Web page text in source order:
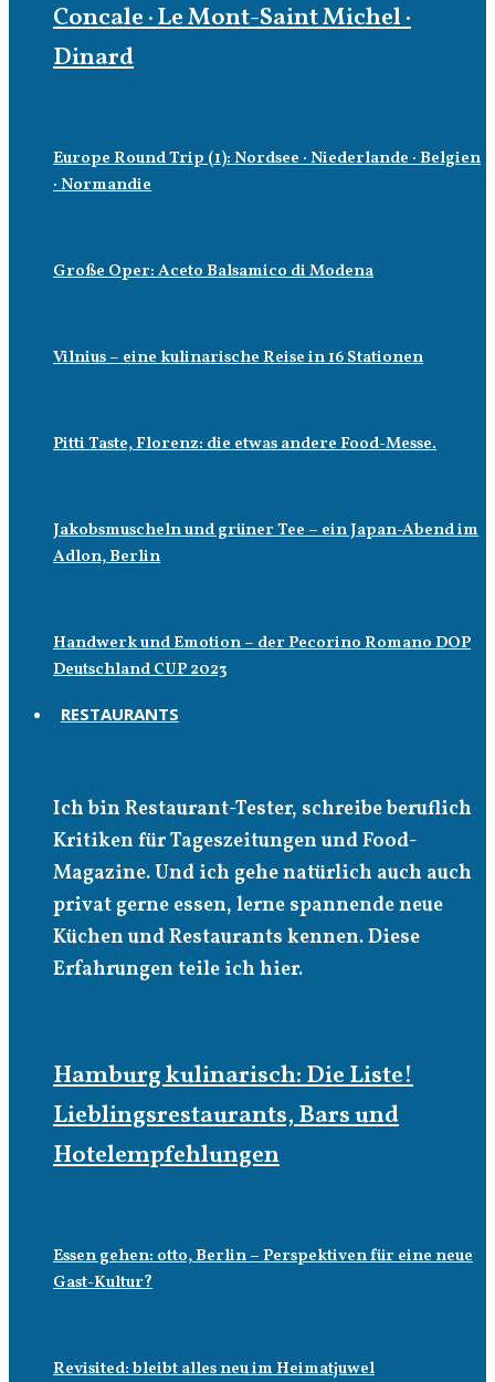
Concale · Le Mont-Saint Michel ·
Dinard
Europe Round Trip (1): Nordsee · Niederlande · Belgien
· Normandie
Große Oper: Aceto Balsamico di Modena
Vilnius – eine kulinarische Reise in 16 Stationen
Pitti Taste, Florenz: die etwas andere Food-Messe.
Jakobsmuscheln und grüner Tee – ein Japan-Abend im
Adlon, Berlin
Handwerk und Emotion – der Pecorino Romano DOP
Deutschland CUP 2023
RESTAURANTS
Ich bin Restaurant-Tester, schreibe beruflich
Kritiken für Tageszeitungen und Food-
Magazine. Und ich gehe natürlich auch auch
privat gerne essen, lerne spannende neue
Küchen und Restaurants kennen. Diese
Erfahrungen teile ich hier.
Hamburg kulinarisch: Die Liste!
Lieblingsrestaurants, Bars und
Hotelempfehlungen
Essen gehen: otto, Berlin – Perspektiven für eine neue
Gast-Kultur?
Revisited: bleibt alles neu im Heimatjuwel